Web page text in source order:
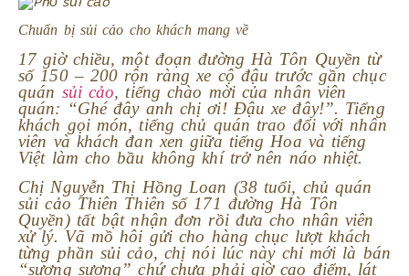
Chuẩn bị sủi cảo cho khách mang về
17 giờ chiều, một đoạn đường Hà Tôn Quyền từ
số 150 – 200 rộn ràng xe cộ đậu trước gần chục
quán sủi cảo, tiếng chào mời của nhân viên
quán: “Ghé đây anh chị ơi! Đậu xe đây!”. Tiếng
khách gọi món, tiếng chủ quán trao đổi với nhân
viên và khách đan xen giữa tiếng Hoa và tiếng
Việt làm cho bầu không khí trở nên náo nhiệt.
Chị Nguyễn Thị Hồng Loan (38 tuổi, chủ quán
sủi cảo Thiên Thiên số 171 đường Hà Tôn
Quyền) tất bật nhận đơn rồi đưa cho nhân viên
xử lý. Vã mồ hôi gửi cho hàng chục lượt khách
từng phần sủi cảo, chị nói lúc này chỉ mới là bán
“sương sương” chứ chưa phải giờ cao điểm, lát